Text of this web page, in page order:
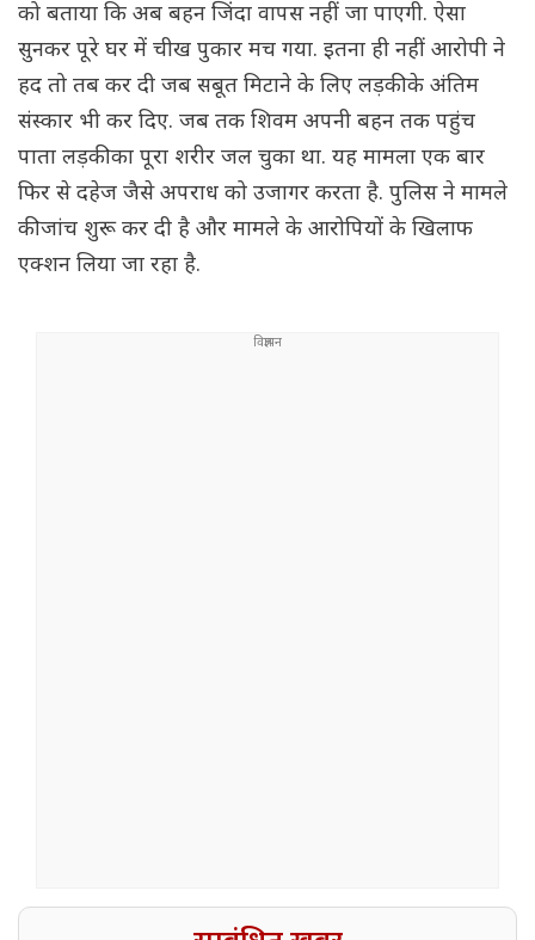
को बताया कि अब बहन जिंदा वापस नहीं जा पाएगी. ऐसा
सुनकर पूरे घर में चीख पुकार मच गया. इतना ही नहीं आरोपी ने
हद तो तब कर दी जब सबूत मिटाने के लिए लड़की के अंतिम
संस्कार भी कर दिए. जब तक शिवम अपनी बहन तक पहुंच
पाता लड़की का पूरा शरीर जल चुका था. यह मामला एक बार
फिर से दहेज जैसे अपराध को उजागर करता है. पुलिस ने मामले
की जांच शुरू कर दी है और मामले के आरोपियों के खिलाफ
एक्शन लिया जा रहा है.